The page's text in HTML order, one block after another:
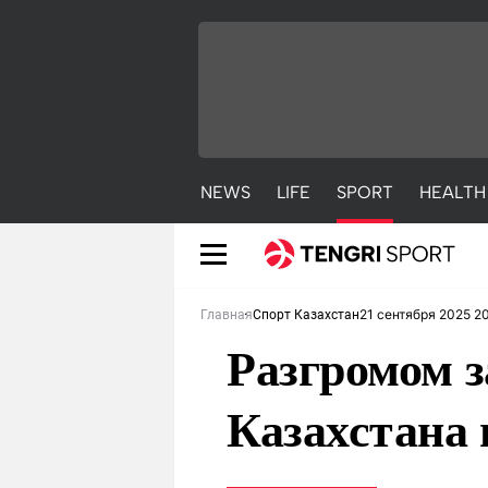
NEWS LIFE SPORT HEALTH
NEWS
ГлавнаяСпорт Казахстан21 сентября 2025
Разгромом